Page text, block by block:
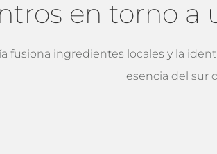
en torno a
fusiona ingredientes locales y la
esencia del sur